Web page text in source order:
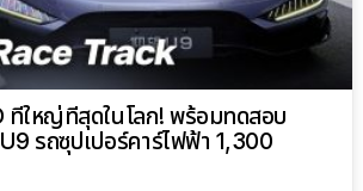
ที่ใหญ่ที่สุดในโลก! พร้อมทดสอบ
รถซุปเปอร์คาร์ไฟฟ้า 1,300